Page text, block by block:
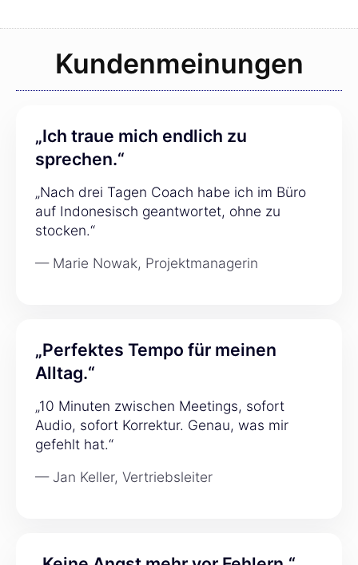
Kundenmeinungen
„Ich traue mich endlich zu
sprechen.“
„Nach drei Tagen Coach habe ich im Büro
auf Indonesisch geantwortet, ohne zu
stocken.“
— Marie Nowak, Projektmanagerin
„Perfektes Tempo für meinen
Alltag.“
„10 Minuten zwischen Meetings, sofort
Audio, sofort Korrektur. Genau, was mir
gefehlt hat.“
— Jan Keller, Vertriebsleiter